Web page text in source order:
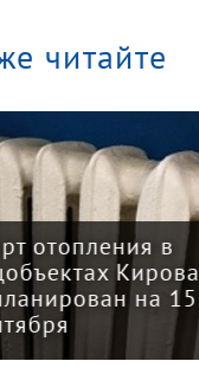
читайте
отопления в
Кирова
на 15